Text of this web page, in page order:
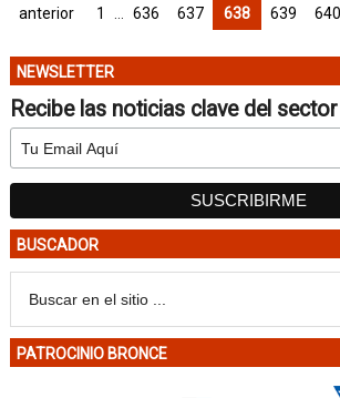
anterior
1 636 637 638 639 640
NEWSLETTER
Recibe las noticias clave del
BUSCADOR
PATROCINIO BRONCE